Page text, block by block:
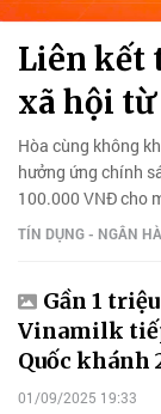
Liên kết
xã hội từ
Hòa cùng không
hưởng ứng chính
100.000 VNĐ cho
hội...
TÍN DỤNG - NGÂN
Gần 1
Vinamilk
Quốc khánh
01/09/2025 19:33